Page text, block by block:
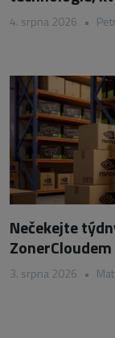
4. srpna 2026 •
Nečekejte
3. srpna 2026 •